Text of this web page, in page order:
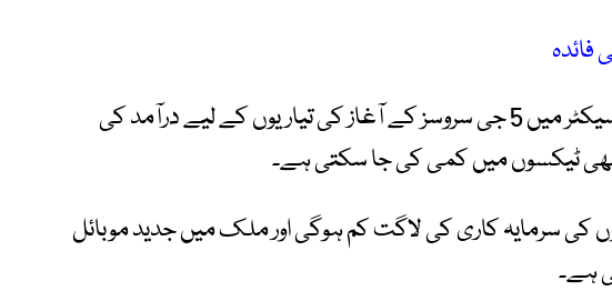
ذرائع کا کہنا ہے کہ ٹیلی کام سیکٹر میں 5 جی سروسز کے آغاز کی تیاریوں کے لیے درآمد کی
بھی ٹیکسوں میں کمی کی جا سکتی ہے۔
کی سرمایہ کاری کی لاگت کم ہوگی اور ملک میں جدید موبائل
ہے۔